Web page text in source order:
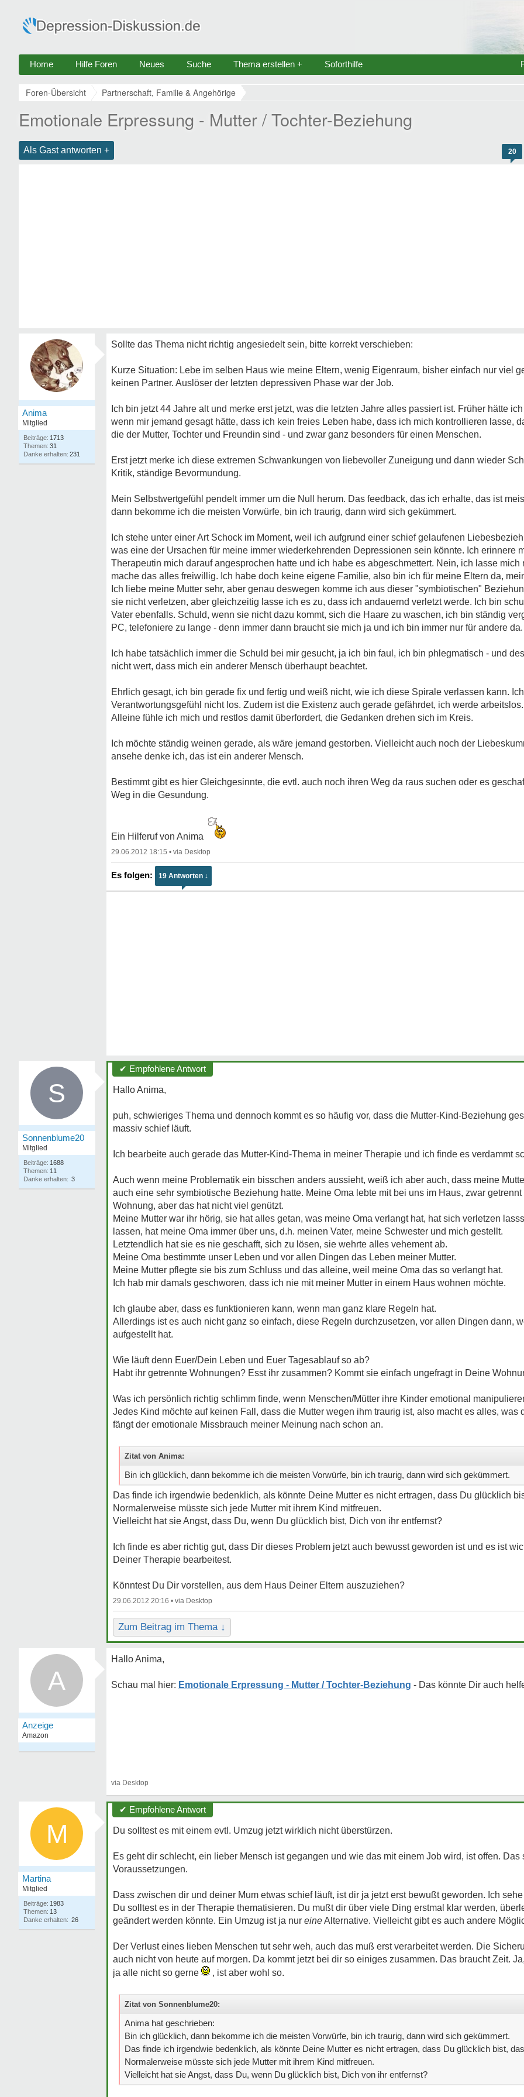
Home Hilfe Foren Neues Suche Thema erstellen + Soforthilfe
Foren-Übersicht Partnerschaft, Familie & Angehörige
Emotionale Erpressung - Mutter / Tochter-Beziehung
Als Gast antworten + 20
Anima
Mitglied
1713
31
231
Sollte das Thema nicht richtig angesiedelt sein, bitte korrekt verschieben:
Kurze Situation: Lebe im selben Haus wie meine Eltern, wenig Eigenraum, bisher einfach nur viel
keinen Partner. Auslöser der letzten depressiven Phase war der Job.
Ich bin jetzt 44 Jahre alt und merke erst jetzt, was die letzten Jahre alles passiert ist. Früher hätte
wenn mir jemand gesagt hätte, dass ich kein freies Leben habe, dass ich mich kontrollieren lasse,
die der Mutter, Tochter und Freundin sind - und zwar ganz besonders für einen Menschen.
Erst jetzt merke ich diese extremen Schwankungen von liebevoller Zuneigung und dann wieder
Kritik, ständige Bevormundung.
Mein Selbstwertgefühl pendelt immer um die Null herum. Das feedback, das ich erhalte, das ist
dann bekomme ich die meisten Vorwürfe, bin ich traurig, dann wird sich gekümmert.
Ich stehe unter einer Art Schock im Moment, weil ich aufgrund einer schief gelaufenen
was eine der Ursachen für meine immer wiederkehrenden Depressionen sein könnte. Ich erinnere
Therapeutin mich darauf angesprochen hatte und ich habe es abgeschmettert. Nein, ich lasse
mache das alles freiwillig. Ich habe doch keine eigene Familie, also bin ich für meine Eltern da,
Ich liebe meine Mutter sehr, aber genau deswegen komme ich aus dieser "symbiotischen"
sie nicht verletzen, aber gleichzeitig lasse ich es zu, dass ich andauernd verletzt werde. Ich bin
Vater ebenfalls. Schuld, wenn sie nicht dazu kommt, sich die Haare zu waschen, ich bin ständig
PC, telefoniere zu lange - denn immer dann braucht sie mich ja und ich bin immer nur für andere da.
Ich habe tatsächlich immer die Schuld bei mir gesucht, ja ich bin faul, ich bin phlegmatisch - und
nicht wert, dass mich ein anderer Mensch überhaupt beachtet.
Ehrlich gesagt, ich bin gerade fix und fertig und weiß nicht, wie ich diese Spirale verlassen kann.
Verantwortungsgefühl nicht los. Zudem ist die Existenz auch gerade gefährdet, ich werde arbeitslos.
Alleine fühle ich mich und restlos damit überfordert, die Gedanken drehen sich im Kreis.
Ich möchte ständig weinen gerade, als wäre jemand gestorben. Vielleicht auch noch der
ansehe denke ich, das ist ein anderer Mensch.
Bestimmt gibt es hier Gleichgesinnte, die evtl. auch noch ihren Weg da raus suchen oder es
Weg in die Gesundung.
Ein Hilferuf von Anima
29.06.2012 18:15 •
19 Antworten ↓
S
Sonnenblume20
Mitglied
Beiträge: 1688
Themen: 11
Danke erhalten: 3
✔ Empfohlene Antwort
Hallo Anima,
puh, schwieriges Thema und dennoch kommt es so häufig vor, dass die Mutter-Kind-Beziehung
massiv schief läuft.
Ich bearbeite auch gerade das Mutter-Kind-Thema in meiner Therapie und ich finde es verdammt
Auch wenn meine Problematik ein bisschen anders aussieht, weiß ich aber auch, dass meine
auch eine sehr symbiotische Beziehung hatte. Meine Oma lebte mit bei uns im Haus, zwar
Wohnung, aber das hat nicht viel genützt.
Meine Mutter war ihr hörig, sie hat alles getan, was meine Oma verlangt hat, hat sich verletzen
lassen, hat meine Oma immer über uns, d.h. meinen Vater, meine Schwester und mich gestellt.
Letztendlich hat sie es nie geschafft, sich zu lösen, sie wehrte alles vehement ab.
Meine Oma bestimmte unser Leben und vor allen Dingen das Leben meiner Mutter.
Meine Mutter pflegte sie bis zum Schluss und das alleine, weil meine Oma das so verlangt hat.
Ich hab mir damals geschworen, dass ich nie mit meiner Mutter in einem Haus wohnen möchte.
Ich glaube aber, dass es funktionieren kann, wenn man ganz klare Regeln hat.
Allerdings ist es auch nicht ganz so einfach, diese Regeln durchzusetzen, vor allen Dingen dann,
aufgestellt hat.
Wie läuft denn Euer/Dein Leben und Euer Tagesablauf so ab?
Habt ihr getrennte Wohnungen? Esst ihr zusammen? Kommt sie einfach ungefragt in Deine
Was ich persönlich richtig schlimm finde, wenn Menschen/Mütter ihre Kinder emotional
Jedes Kind möchte auf keinen Fall, dass die Mutter wegen ihm traurig ist, also macht es alles, was
fängt der emotionale Missbrauch meiner Meinung nach schon an.
Zitat von Anima:
Bin ich glücklich, dann bekomme ich die meisten Vorwürfe, bin ich traurig, dann wird sich gekümmert.
Das finde ich irgendwie bedenklich, als könnte Deine Mutter es nicht ertragen, dass Du glücklich
Normalerweise müsste sich jede Mutter mit ihrem Kind mitfreuen.
Vielleicht hat sie Angst, dass Du, wenn Du glücklich bist, Dich von ihr entfernst?
Ich finde es aber richtig gut, dass Dir dieses Problem jetzt auch bewusst geworden ist und es ist
Deiner Therapie bearbeitest.
Könntest Du Dir vorstellen, aus dem Haus Deiner Eltern auszuziehen?
29.06.2012 20:16 •
Zum Beitrag im Thema ↓
A
Hallo Anima,
Emotionale Erpressung - Mutter / Tochter-Beziehung
M
Martina
Mitglied
Beiträge: 1983
Themen: 13
Danke erhalten: 26
✔ Empfohlene Antwort
Du solltest es mit einem evtl. Umzug jetzt wirklich nicht überstürzen.
Es geht dir schlecht, ein lieber Mensch ist gegangen und wie das mit einem Job wird, ist offen. Das
Voraussetzungen.
Dass zwischen dir und deiner Mum etwas schief läuft, ist dir ja jetzt erst bewußt geworden. Ich
Du solltest es in der Therapie thematisieren. Du mußt dir über viele Ding erstmal klar werden,
geändert werden könnte. Ein Umzug ist ja nur eineAlternative. Vielleicht gibt es auch andere
Der Verlust eines lieben Menschen tut sehr weh, auch das muß erst verarbeitet werden. Die
auch nicht von heute auf morgen. Da kommt jetzt bei dir so einiges zusammen. Das braucht Zeit.
ja alle nicht so gerne
, ist aber wohl so.
Zitat von Sonnenblume20:
Anima hat geschrieben:
Bin ich glücklich, dann bekomme ich die meisten Vorwürfe, bin ich traurig, dann wird sich gekümmert.
Das finde ich irgendwie bedenklich, als könnte Deine Mutter es nicht ertragen, dass Du glücklich bist,
Normalerweise müsste sich jede Mutter mit ihrem Kind mitfreuen.
Vielleicht hat sie Angst, dass Du, wenn Du glücklich bist, Dich von ihr entfernst?